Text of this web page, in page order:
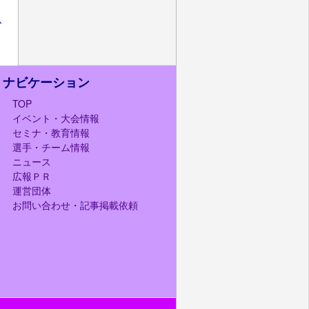
ナビケーション
TOP
イベント・大会情報
セミナ・教育情報
選手・チーム情報
ニュース
広報ＰＲ
運営団体
お問い合わせ・記事掲載依頼